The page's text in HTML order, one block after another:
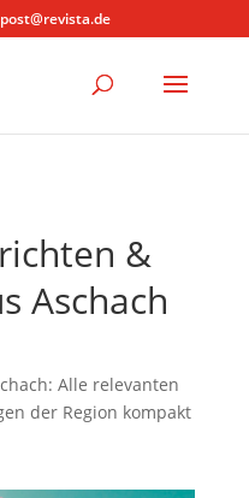
post@revista.de
&
Aschach
Alle relevanten
der Region kompakt